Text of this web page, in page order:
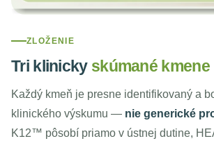
ZLOŽENIE
Tri klinicky skúmané kmene
Každý kmeň je presne identifikovaný a
klinického výskumu — nie generické
K12™ pôsobí priamo v ústnej dutine,